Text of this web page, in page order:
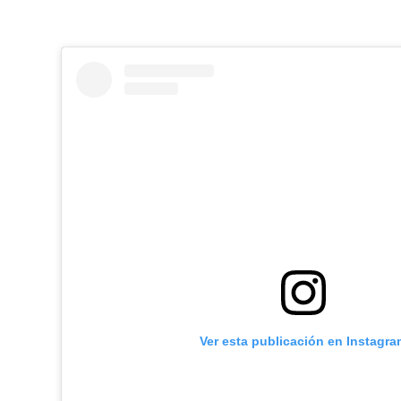
Ver esta publicación en